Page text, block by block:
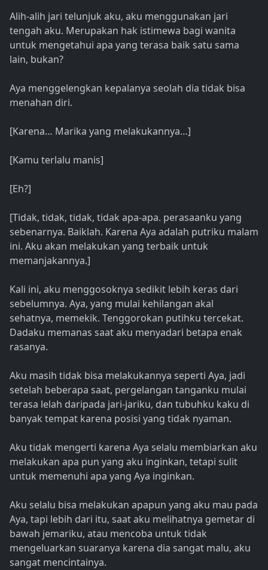
Alih-alih jari telunjuk aku, aku menggunakan jari
tengah aku. Merupakan hak istimewa bagi wanita
untuk mengetahui apa yang terasa baik satu sama
lain, bukan?
Aya menggelengkan kepalanya seolah dia tidak bisa
menahan diri.
[Karena… Marika yang melakukannya…]
[Kamu terlalu manis]
[Eh?]
[Tidak, tidak, tidak, tidak apa-apa. perasaanku yang
sebenarnya. Baiklah. Karena Aya adalah putriku malam
ini. Aku akan melakukan yang terbaik untuk
memanjakannya.]
Kali ini, aku menggosoknya sedikit lebih keras dari
sebelumnya. Aya, yang mulai kehilangan akal
sehatnya, memekik. Tenggorokan putihku tercekat.
Dadaku memanas saat aku menyadari betapa enak
rasanya.
Aku masih tidak bisa melakukannya seperti Aya, jadi
setelah beberapa saat, pergelangan tanganku mulai
terasa lelah daripada jari-jariku, dan tubuhku kaku di
banyak tempat karena posisi yang tidak nyaman.
Aku tidak mengerti karena Aya selalu membiarkan aku
melakukan apa pun yang aku inginkan, tetapi sulit
untuk memenuhi apa yang Aya inginkan.
Aku selalu bisa melakukan apapun yang aku mau pada
Aya, tapi lebih dari itu, saat aku melihatnya gemetar di
bawah jemariku, atau mencoba untuk tidak
mengeluarkan suaranya karena dia sangat malu, aku
sangat mencintainya.